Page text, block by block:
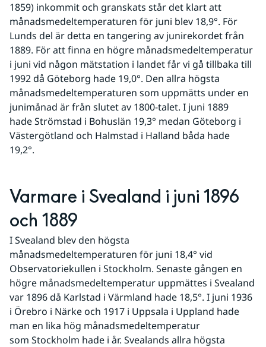
1859) inkommit och granskats står det klart att
månadsmedeltemperaturen för juni blev 18,9°. För
Lunds del är detta en tangering av junirekordet från
1889. För att finna en högre månadsmedeltemperatur
i juni vid någon mätstation i landet får vi gå tillbaka till
1992 då Göteborg hade 19,0°. Den allra högsta
månadsmedeltemperaturen som uppmätts under en
junimånad är från slutet av 1800-talet. I juni 1889
hade Strömstad i Bohuslän 19,3° medan Göteborg i
Västergötland och Halmstad i Halland båda hade
19,2°.
Varmare i Svealand i juni 1896
och 1889
I Svealand blev den högsta
månadsmedeltemperaturen för juni 18,4° vid
Observatoriekullen i Stockholm. Senaste gången en
högre månadsmedeltemperatur uppmättes i Svealand
var 1896 då Karlstad i Värmland hade 18,5°. I juni 1936
i Örebro i Närke och 1917 i Uppsala i Uppland hade
man en lika hög månadsmedeltemperatur
som Stockholm hade i år. Svealands allra högsta